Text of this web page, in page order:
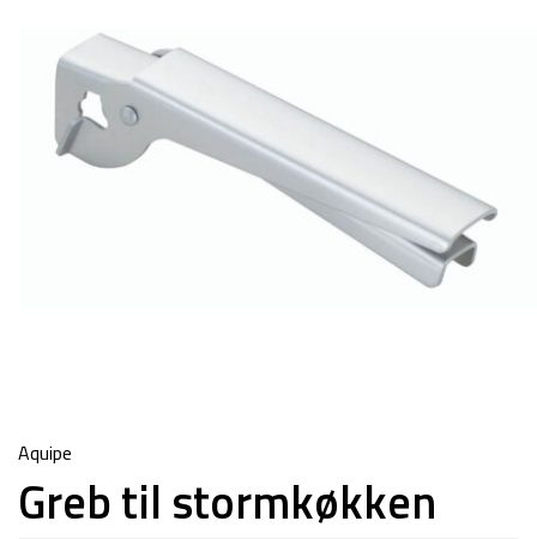
Aquipe
Greb til stormkøkken